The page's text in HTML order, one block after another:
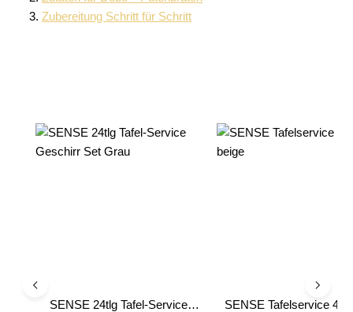
Zubereitung Schritt für Schritt
SENSE 24tlg Tafel-Service
SENSE Tafelservice 48-